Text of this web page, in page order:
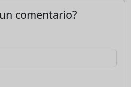
comentario?